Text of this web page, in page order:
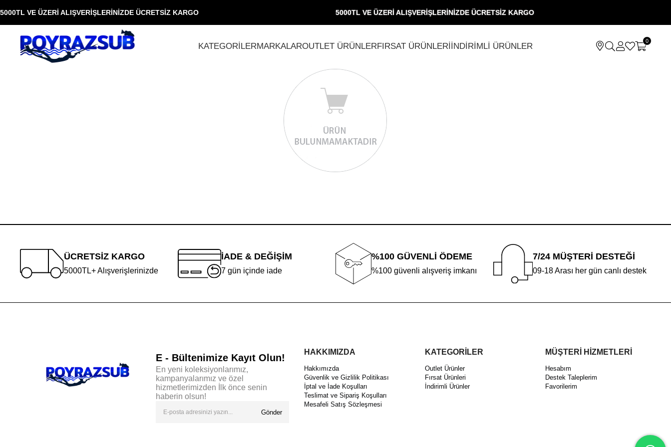
5000TL VE ÜZERİ ALIŞVERİŞLERİNİZDE ÜCRETSİZ KARGO 5000TL VE ÜZERİ ALIŞVERİŞLERİNİZDE ÜCRETSİZ KARGO
KATEGORİLERMARKALAROUTLET ÜRÜNLERFIRSAT ÜRÜNLERİİNDİRİMLİ ÜRÜNLER
0
ÜCRETSİZ KARGO
5000TL+ Alışverişlerinizde
İADE & DEĞİŞİM
7 gün içinde iade
%100 GÜVENLİ ÖDEME
%100 güvenli alışveriş imkanı
7/24 MÜŞTERİ DESTEĞİ
09-18 Arası her gün canlı destek
E - Bültenimize Kayıt Olun!
En yeni koleksiyonlarımız,
kampanyalarımız ve özel
hizmetlerimizden İlk önce senin
haberin olsun!
Gönder
HAKKIMIZDA
Hakkımızda
Güvenlik ve Gizlilik Politikası
İptal ve İade Koşulları
Teslimat ve Sipariş Koşulları
Mesafeli Satış Sözleşmesi
KATEGORİLER
Outlet Ürünler
Fırsat Ürünleri
İndirimli Ürünler
MÜŞTERİ HİZMETLERİ
Hesabım
Destek Taleplerim
Favorilerim